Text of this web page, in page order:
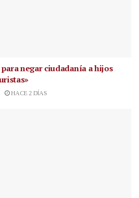
negar ciudadanía a hijos
HACE 2 DÍAS